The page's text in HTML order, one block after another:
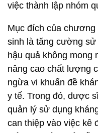
việc thành lập nhóm
Mục đích của
sinh là tăng cường
hậu quả không mong
nâng cao chất lượng
ngừa vi khuẩn đề
y tế. Trong đó, dược
quản lý sử dụng
can thiệp vào việc kê